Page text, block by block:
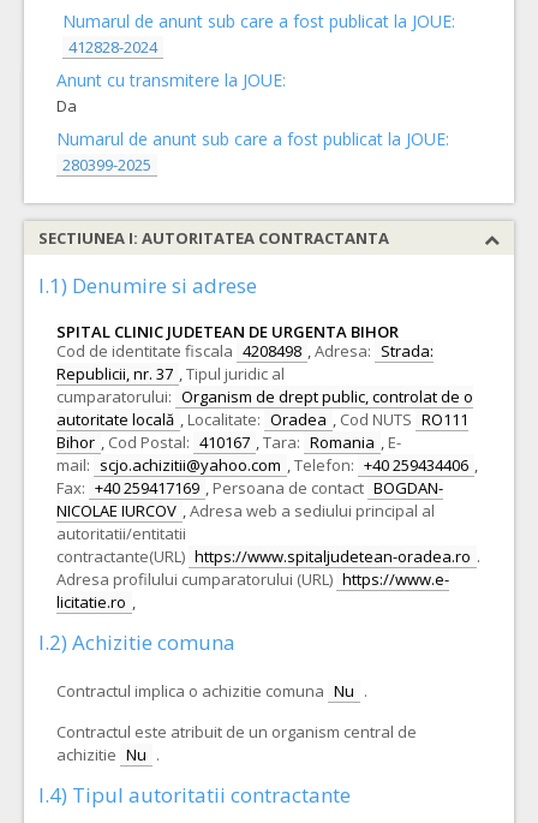
Numarul de anunt sub care a fost publicat la JOUE:
412828-2024
Anunt cu transmitere la JOUE:
Da
Numarul de anunt sub care a fost publicat la JOUE:
280399-2025
SECTIUNEA I: AUTORITATEA CONTRACTANTA
I.1) Denumire si adrese
SPITAL CLINIC JUDETEAN DE URGENTA BIHOR
Cod de identitate fiscala 4208498 ,Adresa: Strada:
Republicii, nr. 37 ,Tipul juridic al
cumparatorului: Organism de drept public, controlat de o
autoritate locală , Localitate: Oradea , Cod NUTS RO111
Bihor , Cod Postal: 410167 ,Tara: Romania , E-
mail: scjo.achizitii@yahoo.com ,Telefon: +40 259434406 ,
Fax: +40 259417169 , Persoana de contact BOGDAN-
NICOLAE IURCOV ,Adresa web a sediului principal al
autoritatii/entitatii
contractante(URL) https://www.spitaljudetean-oradea.ro .
Adresa profilului cumparatorului (URL) https://www.e-
licitatie.ro ,
I.2) Achizitie comuna
Contractul implica o achizitie comuna Nu .
Contractul este atribuit de un organism central de
achizitie Nu .
I.4) Tipul autoritatii contractante